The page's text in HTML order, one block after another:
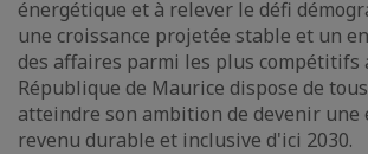
énergétique et à relever le défi
une croissance projetée stable et un
des affaires parmi les plus compétitifs
République de Maurice dispose de
atteindre son ambition de devenir une
revenu durable et inclusive d'ici 2030.